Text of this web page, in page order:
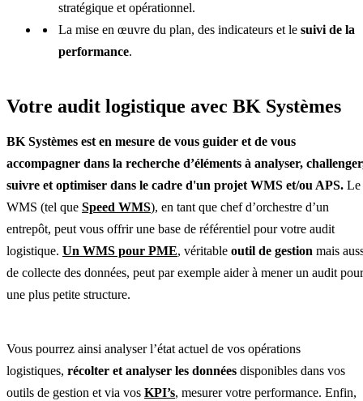
stratégique et opérationnel.
La mise en œuvre du plan, des indicateurs et le suivi de la
performance.
Votre audit logistique avec BK Systèmes
BK Systèmes est en mesure de vous guider et de vous
accompagner dans la recherche d’éléments à analyser,
suivre et optimiser dans le cadre d'un projet WMS et/ou APS. Le
WMS (tel que Speed WMS), en tant que chef d’orchestre d’un
entrepôt, peut vous offrir une base de référentiel pour votre audit
logistique. Un WMS pour PME, véritable outil de gestion mais
de collecte des données, peut par exemple aider à mener un audit pour
une plus petite structure.
Vous pourrez ainsi analyser l’état actuel de vos opérations
logistiques, récolter et analyser les données disponibles dans vos
outils de gestion et via vos KPI’s, mesurer votre performance. Enfin,